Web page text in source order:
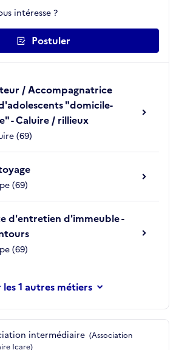
intéresse ?
Postuler
/ Accompagnatrice
"domicile-
- Caluire / rillieux
(69)
(69)
d'entretien d'immeuble -
(69)
les 1 autres métiers
intermédiaire (Association
Icare)